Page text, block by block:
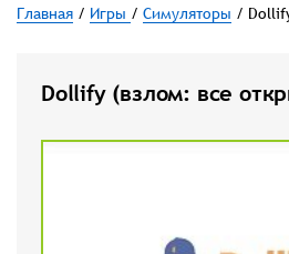
Главная / Игры / Симуляторы /
Dollify (взлом: все